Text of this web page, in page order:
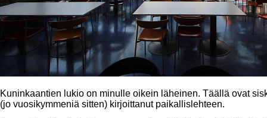
Kuninkaantien lukio on minulle oikein läheinen. Täällä ovat
(jo vuosikymmeniä sitten) kirjoittanut paikallislehteen.